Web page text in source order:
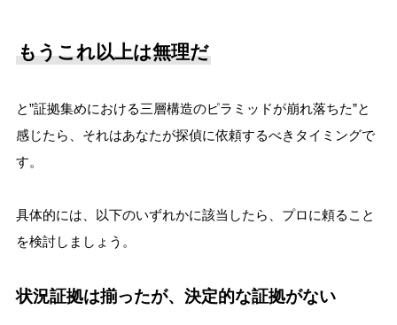
もうこれ以上は無理だ
と”証拠集めにおける三層構造のピラミッドが崩れ落ちた”と
感じたら、それはあなたが探偵に依頼するべきタイミングで
す。
具体的には、以下のいずれかに該当したら、プロに頼ること
を検討しましょう。
状況証拠は揃ったが、決定的な証拠がない